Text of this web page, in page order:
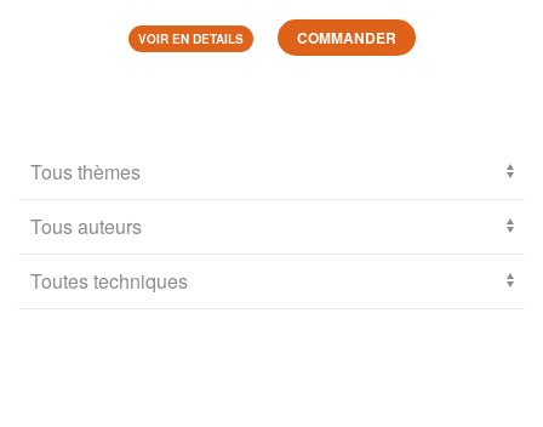
VOIR EN DETAILS COMMANDER